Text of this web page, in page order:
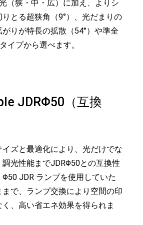
（狭・中・広）に加え、よりシ
とる超狭角（9°）、光だまりの
りが特長の拡散（54°）や準全
イプから選べます。
JDRΦ50（互換
ズと最適化により、光だけでな
調光性能までJDRΦ50との互換性
JDR ランプを使用していた
で、ランプ交換により空間の印
、高い省エネ効果を得られま